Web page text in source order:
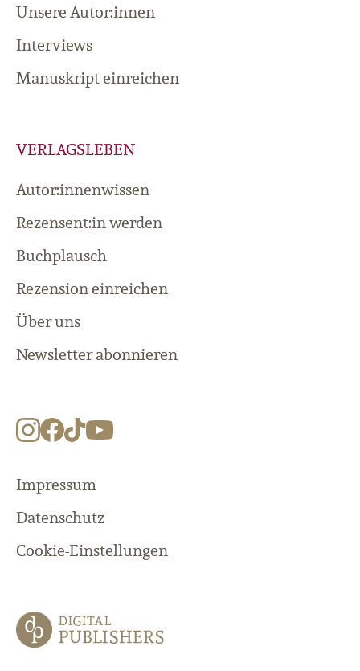
Unsere Autor:innen
Interviews
Manuskript einreichen
VERLAGSLEBEN
Autor:innenwissen
Rezensent:in werden
Buchplausch
Rezension einreichen
Über uns
Newsletter abonnieren
Impressum
Datenschutz
Cookie-Einstellungen